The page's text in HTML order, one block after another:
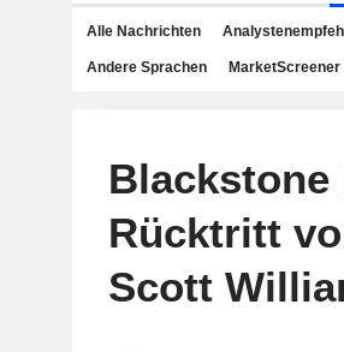
Alle Nachrichten
Andere Sprachen MarketScreener
Rücktritt
Scott